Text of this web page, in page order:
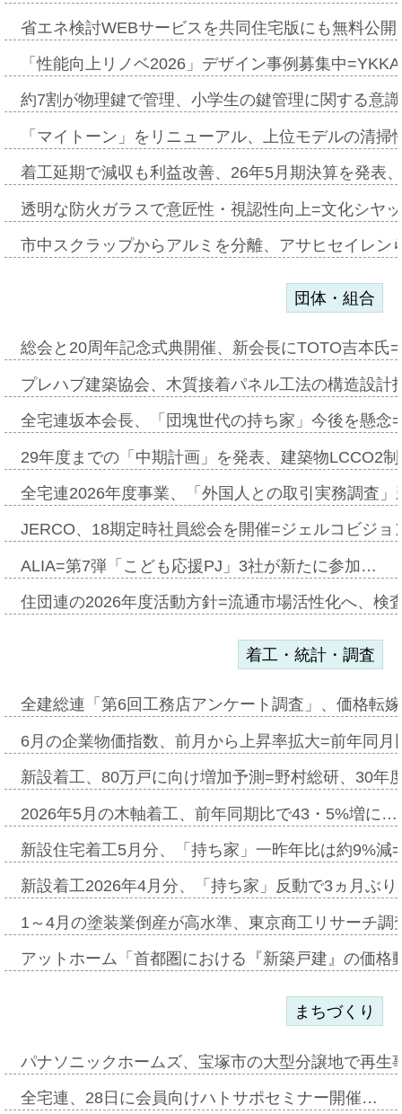
省エネ検討WEBサービスを共同住宅版にも無料公
「性能向上リノベ2026」デザイン事例募集中
約7割が物理鍵で管理、小学生の鍵管理に関する意
「マイトーン」をリニューアル、上位モデルの清
着工延期で減収も利益改善、26年5月期決算を発表
透明な防火ガラスで意匠性・視認性向上=文化シヤ
市中スクラップからアルミを分離、アサヒセイレ
団体・組合
総会と20周年記念式典開催、新会長にTOTO吉本氏
プレハブ建築協会、木質接着パネル工法の構造設
全宅連坂本会長、「団塊世代の持ち家」今後を懸
29年度までの「中期計画」を発表、建築物LCCO2
全宅連2026年度事業、「外国人との取引実務調査
JERCO、18期定時社員総会を開催=ジェルコビジ
ALIA=第7弾「こども応援PJ」3社が新たに参加…
住団連の2026年度活動方針=流通市場活性化へ、検
着工・統計・調査
全建総連「第6回工務店アンケート調査」、価格転
6月の企業物価指数、前月から上昇率拡大=前年同
新設着工、80万戸に向け増加予測=野村総研、30年
2026年5月の木軸着工、前年同期比で43・5%増に…
新設住宅着工5月分、「持ち家」一昨年比は約9%
新設着工2026年4月分、「持ち家」反動で3ヵ月ぶ
1～4月の塗装業倒産が高水準、東京商工リサーチ
アットホーム「首都圏における『新築戸建』の価
まちづくり
パナソニックホームズ、宝塚市の大型分譲地で再
全宅連、28日に会員向けハトサポセミナー開催…